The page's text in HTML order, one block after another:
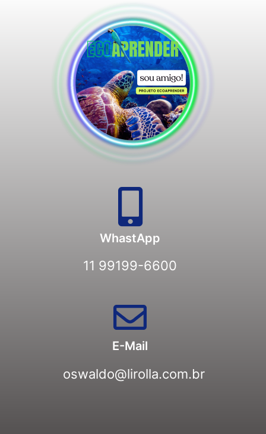
WhastApp
11 99199-6600
E-Mail
oswaldo@lirolla.com.br